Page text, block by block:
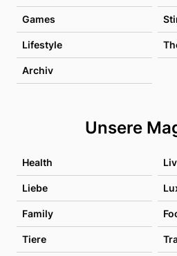
Games
Lifestyle
Archiv
Unsere
Health
Liebe
Family
Tiere